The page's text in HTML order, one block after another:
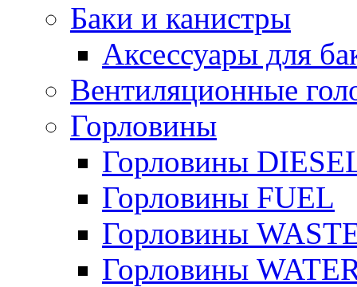
Баки и канистры
Аксессуары для
Вентиляционные
Горловины
Горловины
Горловины FUEL
Горловины
Горловины